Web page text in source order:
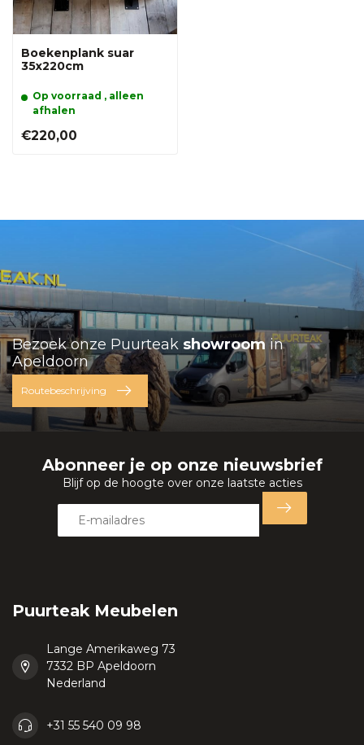
Boekenplank suar
35x220cm
Op voorraad , alleen
afhalen
€220,00
Bezoek onze Puurteak showroom in
Apeldoorn
Routebeschrijving
Abonneer je op onze nieuwsbrief
Blijf op de hoogte over onze laatste acties
Puurteak Meubelen
Lange Amerikaweg 73
7332 BP Apeldoorn
Nederland
+31 55 540 09 98